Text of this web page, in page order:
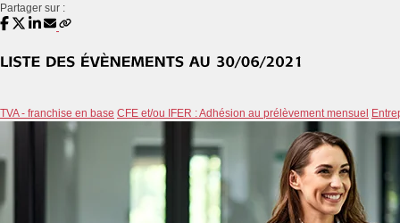
Partager sur :
TVA - franchise en base CFE et/ou IFER : Adhésion au prélèvement mensuel